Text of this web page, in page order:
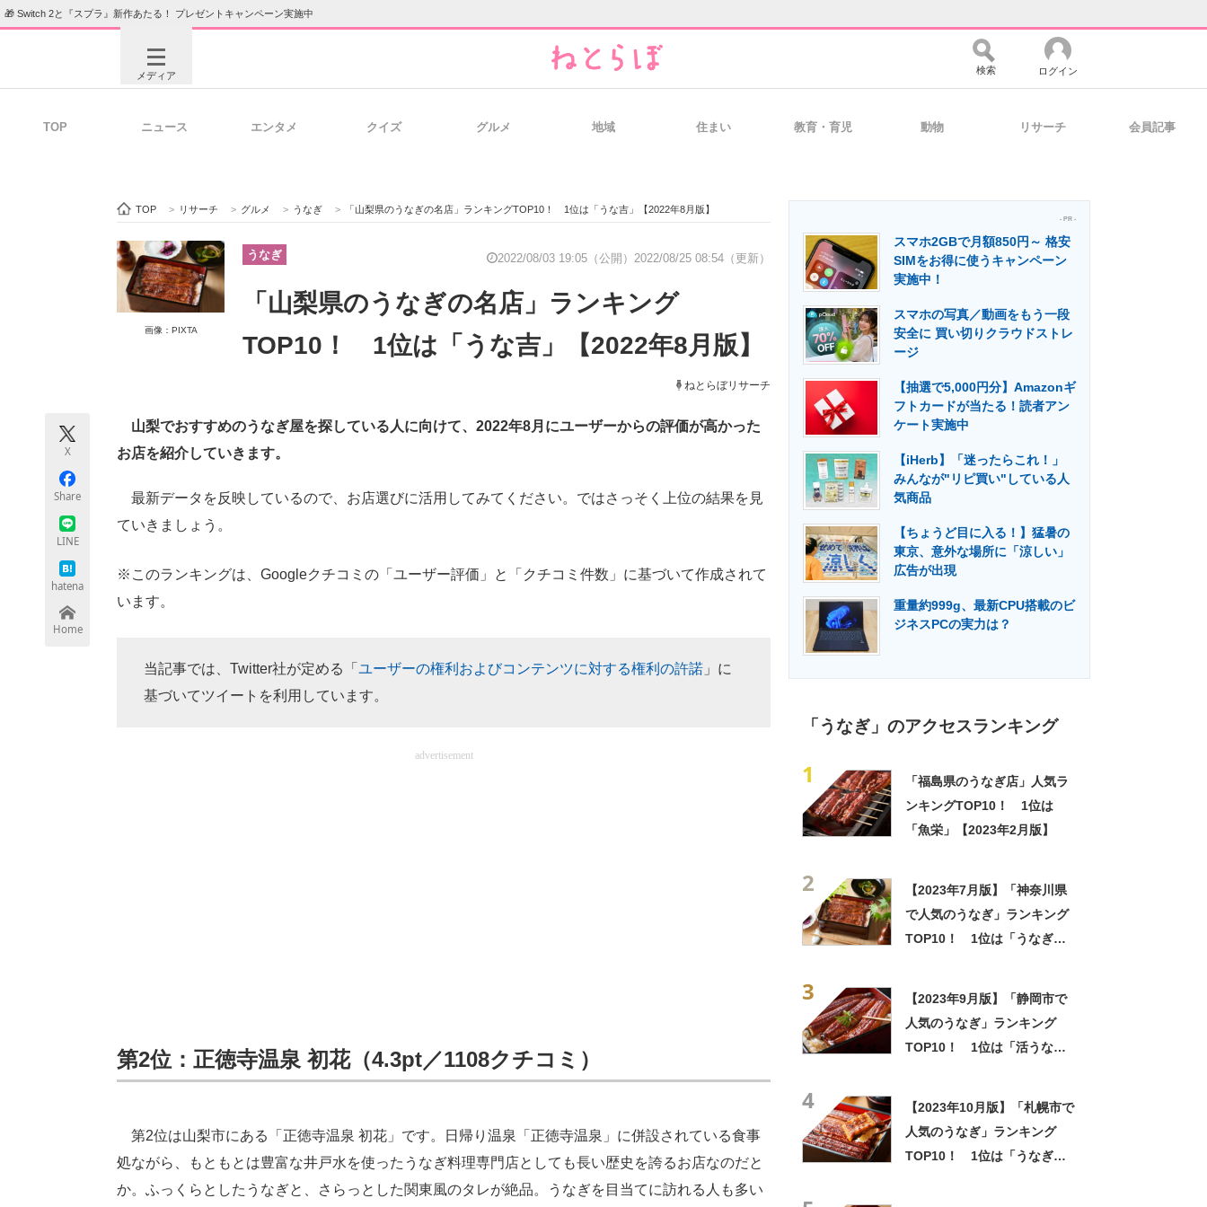
🎁 Switch 2と『スプラ』新作あたる！ プレゼントキャンペーン実施中
メディア
ビジネスと働き方のヒント 経営リーダーのコミュニティ マーケ×ITの今がよく分かる
ITエンジニア向け専門サイト IT製品の技術・比較・事例 製造業のIT導入・活用を支援
エネルギーの専門メディア 建設×テクノロジーの最前線
ちょっと気になるネットの話題
検索 ログイン
TOP ニュース エンタメ クイズ グルメ 地域 住まい 教育・育児 動物 リサーチ 会員記事
TOP > リサーチ > グルメ > うなぎ > 「山梨県のうなぎの名店」ランキングTOP10！ 1位は「うな吉」【2022年8月版】
画像：PIXTA
うなぎ 2022/08/03 19:05（公開） 2022/08/25 08:54（更新）
「山梨県のうなぎの名店」ランキング
TOP10！ 1位は「うな吉」【2022年8月版】
ねとらぼリサーチ
X
Share
LINE
hatena
Home
山梨でおすすめのうなぎ屋を探している人に向けて、2022年8月にユーザーからの評価が高かった
お店を紹介していきます。
最新データを反映しているので、お店選びに活用してみてください。ではさっそく上位の結果を見
ていきましょう。
※このランキングは、Googleクチコミの「ユーザー評価」と「クチコミ件数」に基づいて作成されて
います。
当記事では、Twitter社が定める「 ユーザーの権利およびコンテンツに対する権利の許諾 」に
基づいてツイートを利用しています。
advertisement
第2位：正徳寺温泉 初花（4.3pt／1108クチコミ）
第2位は山梨市にある「正徳寺温泉 初花」です。日帰り温泉「正徳寺温泉」に併設されている食事
処ながら、もともとは豊富な井戸水を使ったうなぎ料理専門店としても長い歴史を誇るお店なのだと
か。ふっくらとしたうなぎと、さらっとした関東風のタレが絶品。うなぎを目当てに訪れる人も多い
- PR -
スマホ2GBで月額850円～ 格安
SIMをお得に使うキャンペーン
実施中！
スマホの写真／動画をもう一段
安全に 買い切りクラウドストレ
ージ
【抽選で5,000円分】Amazonギ
フトカードが当たる！読者アン
ケート実施中
【iHerb】「迷ったらこれ！」
みんなが"リピ買い"している人
気商品
【ちょうど目に入る！】猛暑の
東京、意外な場所に「涼しい」
広告が出現
重量約999g、最新CPU搭載のビ
ジネスPCの実力は？
「うなぎ」のアクセスランキング
1
「福島県のうなぎ店」人気ラ
ンキングTOP10！ 1位は
「魚栄」【2023年2月版】
2
【2023年7月版】「神奈川県
で人気のうなぎ」ランキング
TOP10！ 1位は「うなぎ亭
3
【2023年9月版】「静岡市で
人気のうなぎ」ランキング
TOP10！ 1位は「活うなぎ
4
【2023年10月版】「札幌市で
人気のうなぎ」ランキング
TOP10！ 1位は「うなぎ加